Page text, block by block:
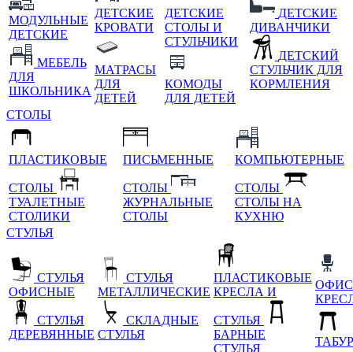
МОДУЛЬНЫЕ
ДЕТСКИЕ
МЕБЕЛЬ
ДЛЯ
ШКОЛЬНИКА
ДЕТСКИЕ
КРОВАТИ
МАТРАСЫ
ДЛЯ
ДЕТЕЙ
ДЕТСКИЕ
СТОЛЫ И
СТУЛЬЧИКИ
КОМОДЫ
ДЛЯ ДЕТЕЙ
ДЕТСКИЕ
ДИВАНЧИКИ
ДЕТСКИЙ
СТУЛЬЧИК ДЛЯ
КОРМЛЕНИЯ
СТОЛЫ
ПЛАСТИКОВЫЕ
СТОЛЫ
ТУАЛЕТНЫЕ
СТОЛИКИ
ПИСЬМЕННЫЕ
СТОЛЫ
ЖУРНАЛЬНЫЕ
СТОЛЫ
КОМПЬЮТЕРНЫЕ
СТОЛЫ
СТОЛЫ НА
КУХНЮ
СТУЛЬЯ
СТУЛЬЯ
ОФИСНЫЕ
СТУЛЬЯ
ДЕРЕВЯННЫЕ
СТУЛЬЯ
МЕТАЛЛИЧЕСКИЕ
СКЛАДНЫЕ
СТУЛЬЯ
ПЛАСТИКОВЫЕ
КРЕСЛА И
СТУЛЬЯ
БАРНЫЕ
СТУЛЬЯ